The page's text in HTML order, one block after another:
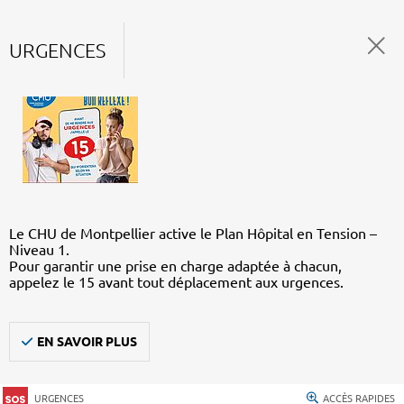
URGENCES
Le CHU de Montpellier active le Plan Hôpital en Tension –
Niveau 1.
Pour garantir une prise en charge adaptée à chacun,
appelez le 15 avant tout déplacement aux urgences.
EN SAVOIR PLUS
URGENCES ACCÈS RAPIDES